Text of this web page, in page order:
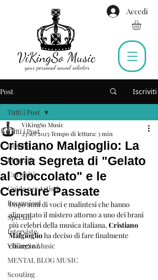
Accedi
Post Iscriviti
Tutti i Post
Gossip
Biografie
Curiosità
Guide per Artisti
Recensioni
Speciali
Interviste
ViKingSo Music
MENTAL BLOG MUSIC
Scouting
Tutti i Post
Cristiano Malgioglio: La
Storia Segreta di "Gelato
al Cioccolato" e le
Censure Passate
ViKingSo Music
23 set 2025Tempo di lettura: 3 min
Dopo anni di voci e malintesi che hanno
alimentato il mistero attorno a uno dei brani
più celebri della musica italiana, Cristiano
Malgioglio ha deciso di fare finalmente
chiarezza.